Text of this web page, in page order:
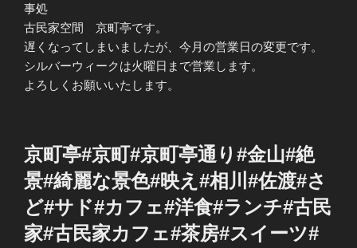
事処
古民家空間 京町亭です。
遅くなってしまいましたが、今月の営業日の変更です。
シルバーウィークは火曜日まで営業します。
よろしくお願いいたします。
京町亭#京町#京町亭通り#金山#絶
景#綺麗な景色#映え#相川#佐渡#さ
ど#サド#カフェ#洋食#ランチ#古民
家#古民家カフェ#茶房#スイーツ#